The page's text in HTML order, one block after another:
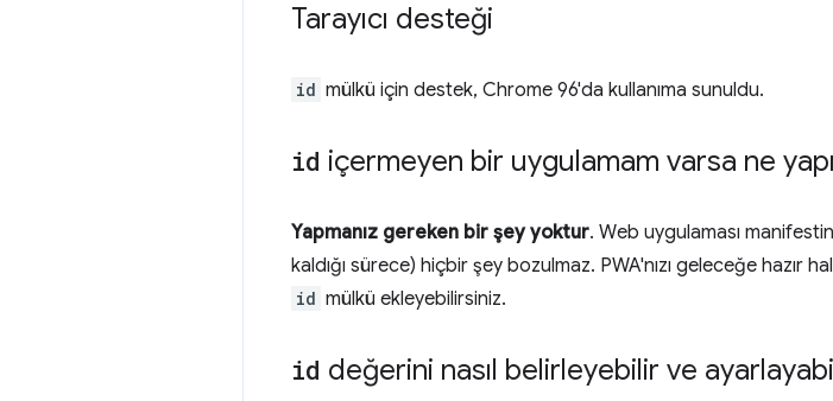
Tarayıcı desteği
id mülkü için destek, Chrome 96'da kullanıma sunuldu.
id içermeyen bir uygulamam varsa ne
Yapmanız gereken bir şey yoktur. Web uygulaması
kaldığı sürece) hiçbir şey bozulmaz. PWA'nızı geleceğe hazır
id mülkü ekleyebilirsiniz.
id değerini nasıl belirleyebilir ve